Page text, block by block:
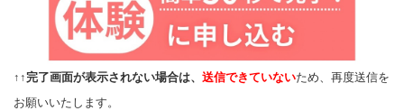
↑↑完了画面が表示されない場合は、 送信できていないため、再度送信を
お願いいたします。